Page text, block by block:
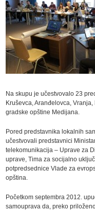
Na skupu je učestvovalo 23
Kruševca, Aranđelovca,
gradske opštine Medijana.
Pored predstavnika lokalnih
učestvovali predstavnici
telekomunikacija – Uprave za
uprave, Tima za socijalno
potpredsednice Vlade za
opština.
Početkom septembra 2012.
samouprava da, preko